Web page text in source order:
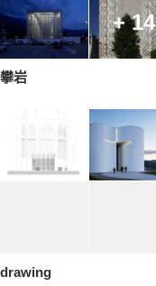
+ 14
攀岩
drawing